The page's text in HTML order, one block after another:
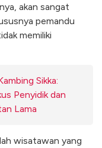
akan sangat
pemandu
memiliki
Sikka:
Penyidik dan
Lama
wisatawan yang